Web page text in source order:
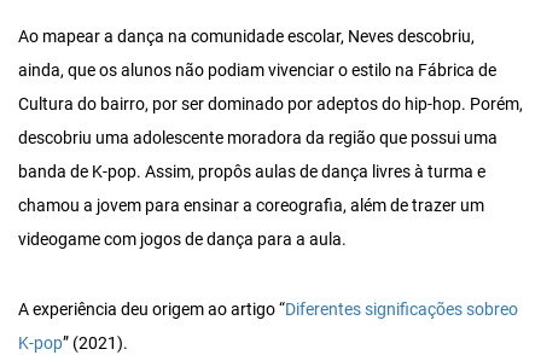
Ao mapear a dança na comunidade escolar, Neves descobriu,
ainda, que os alunos não podiam vivenciar o estilo na Fábrica de
Cultura do bairro, por ser dominado por adeptos do hip-hop. Porém,
descobriu uma adolescente moradora da região que possui uma
banda de K-pop. Assim, propôs aulas de dança livres à turma e
chamou a jovem para ensinar a coreografia, além de trazer um
videogame com jogos de dança para a aula.
A experiência deu origem ao artigo “Diferentes significações sobreo
K-pop” (2021).